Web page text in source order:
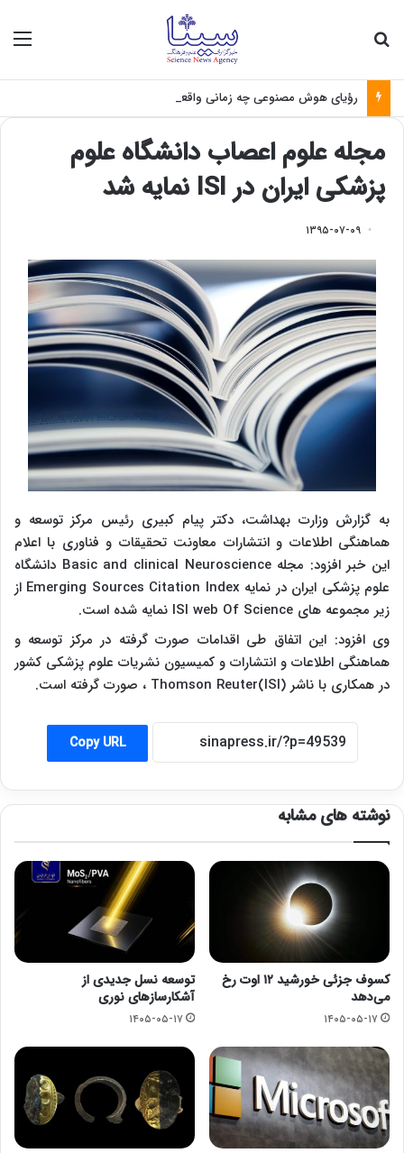
رؤیای هوش مصنوعی چه زمانی واقعی می‌شود؟
مجله علوم اعصاب دانشگاه علوم
پزشکی ایران در ISI نمایه شد
۱۳۹۵-۰۷-۰۹
به گزارش وزارت بهداشت، دکتر پیام کبیری رئیس مرکز توسعه و
هماهنگی اطلاعات و انتشارات معاونت تحقیقات و فناوری با اعلام
این خبر افزود: مجله Basic and clinical Neuroscience دانشگاه
علوم پزشکی ایران در نمایه Emerging Sources Citation Index از
زیر مجموعه های ISI web Of Science نمایه شده است.
وی افزود: این اتفاق طی اقدامات صورت گرفته در مرکز توسعه و
هماهنگی اطلاعات و انتشارات و کمیسیون نشریات علوم پزشکی کشور
در همکاری با ناشر Thomson Reuter(ISI) ، صورت گرفته است.
Copy URL
نوشته های مشابه
کسوف جزئی خورشید ۱۲ اوت رخ
می‌دهد
۱۴۰۵-۰۵-۱۷
توسعه نسل جدیدی از
آشکارسازهای نوری
۱۴۰۵-۰۵-۱۷